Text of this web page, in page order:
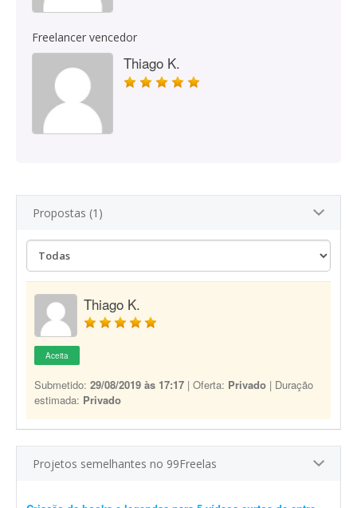
Freelancer vencedor
Thiago K.
Propostas (1)
Thiago K.
Aceita
Submetido: 29/08/2019 às 17:17 | Oferta: Privado | Duração
estimada: Privado
Projetos semelhantes no 99Freelas